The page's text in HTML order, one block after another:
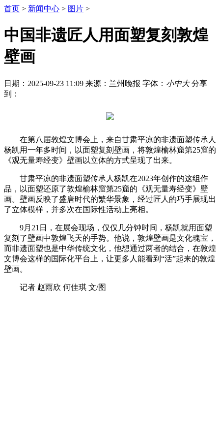
首页 > 新闻中心 > 图片 >
中国非遗匠人用面塑复刻敦煌
壁画
日期：2025-09-23 11:09 来源：兰州晚报 字体： 小中大 分享
到：
在第八届敦煌文博会上，来自甘肃平凉的非遗面塑传承人
杨凯用一年多时间，以面塑复刻壁画，将敦煌榆林窟第25窟的
《观无量寿经变》壁画以立体的方式呈现了出来。
甘肃平凉的非遗面塑传承人杨凯在2023年创作的这组作
品，以面塑还原了敦煌榆林窟第25窟的《观无量寿经变》壁
画。壁画反映了盛唐时代的繁华景象，经过匠人的巧手展现出
了立体模样，并多次在国际性活动上亮相。
9月21日，在展会现场，仅仅几分钟时间，杨凯就用面塑
复刻了壁画中敦煌飞天的手势。他说，敦煌壁画是文化瑰宝，
而非遗面塑也是中华传统文化，他想通过两者的结合，在敦煌
文博会这样的国际化平台上，让更多人能看到“活”起来的敦煌
壁画。
记者 赵雨欣 何佳琪 文/图